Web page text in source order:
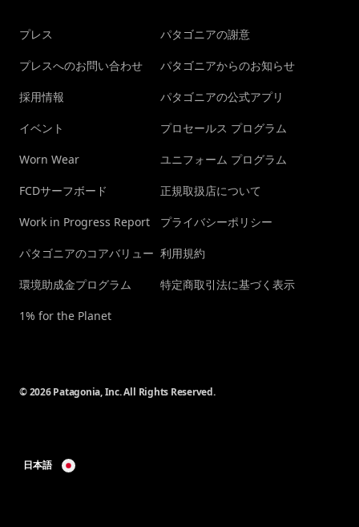
プレス
プレスへのお問い合わせ
採用情報
イベント
Worn Wear
FCDサーフボード
Work in Progress Report
パタゴニアのコアバリュー
環境助成金プログラム
1% for the Planet
パタゴニアの謝意
パタゴニアからのお知らせ
パタゴニアの公式アプリ
プロセールス プログラム
ユニフォーム プログラム
正規取扱店について
プライバシーポリシー
利用規約
特定商取引法に基づく表示
© 2026 Patagonia, Inc. All Rights Reserved.
日本語